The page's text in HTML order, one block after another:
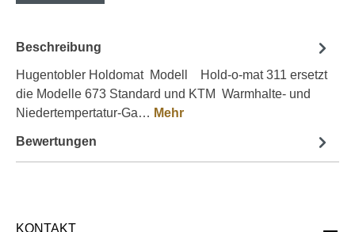
Beschreibung
Hugentobler Holdomat Modell Hold-o-mat 311 ersetzt
die Modelle 673 Standard und KTM Warmhalte- und
Niedertempertatur-Ga… Mehr
Bewertungen
KONTAKT